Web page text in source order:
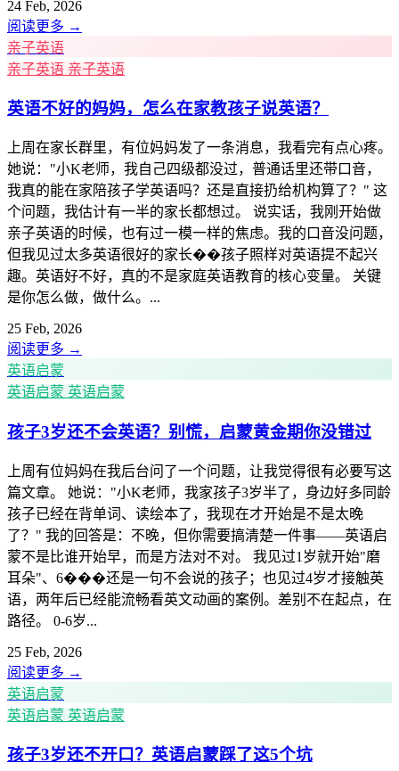
24 Feb, 2026
阅读更多 →
亲子英语
亲子英语 亲子英语
英语不好的妈妈，怎么在家教孩子说英语？
上周在家长群里，有位妈妈发了一条消息，我看完有点心疼。
她说："小K老师，我自己四级都没过，普通话里还带口音，
我真的能在家陪孩子学英语吗？还是直接扔给机构算了？" 这
个问题，我估计有一半的家长都想过。 说实话，我刚开始做
亲子英语的时候，也有过一模一样的焦虑。我的口音没问题，
但我见过太多英语很好的家长��孩子照样对英语提不起兴
趣。英语好不好，真的不是家庭英语教育的核心变量。 关键
是你怎么做，做什么。...
25 Feb, 2026
阅读更多 →
英语启蒙
英语启蒙 英语启蒙
孩子3岁还不会英语？别慌，启蒙黄金期你没错过
上周有位妈妈在我后台问了一个问题，让我觉得很有必要写这
篇文章。 她说："小K老师，我家孩子3岁半了，身边好多同龄
孩子已经在背单词、读绘本了，我现在才开始是不是太晚
了？" 我的回答是：不晚，但你需要搞清楚一件事——英语启
蒙不是比谁开始早，而是方法对不对。 我见过1岁就开始"磨
耳朵"、6���还是一句不会说的孩子；也见过4岁才接触英
语，两年后已经能流畅看英文动画的案例。差别不在起点，在
路径。 0-6岁...
25 Feb, 2026
阅读更多 →
英语启蒙
英语启蒙 英语启蒙
孩子3岁还不开口？英语启蒙踩了这5个坑